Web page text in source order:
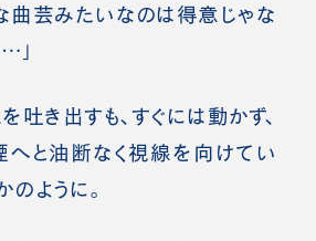
曲芸みたいなのは得意じゃな
」
き出すも、すぐには動かず、
へと油断なく視線を向けてい
のように。